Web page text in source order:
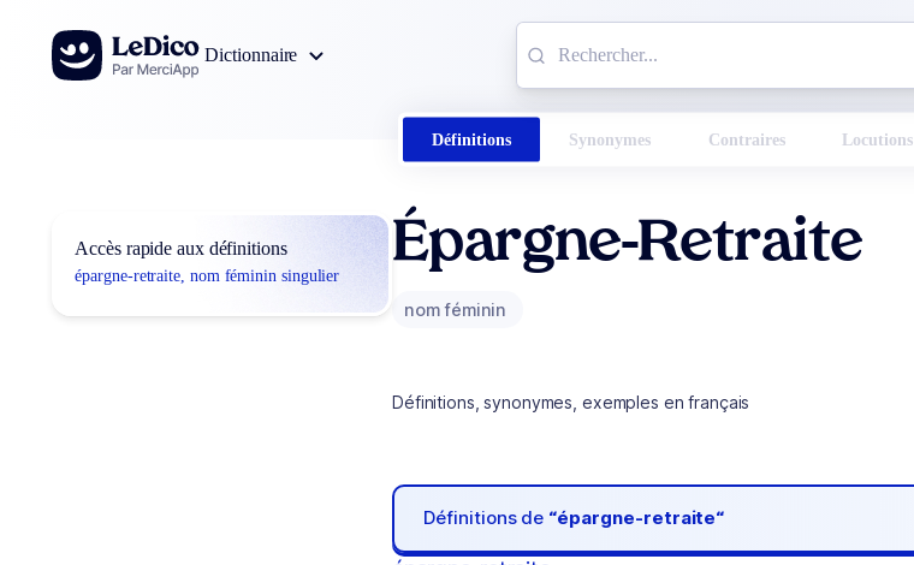
Aller au contenu
Dictionnaire
Définitions Synonymes Contraires Locutions
Accès rapide aux définitions
épargne-retraite, nom féminin singulier
Épargne-Retraite
nom féminin
Définitions, synonymes, exemples en français
Définitions de “épargne-retraite“